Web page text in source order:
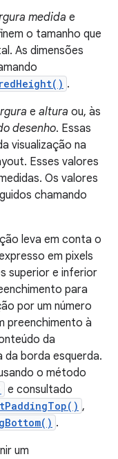
medida e
o tamanho que
As dimensões
.
e altura ou, às
desenho. Essas
visualização na
Esses valores
Os valores
chamando
leva em conta o
em pixels
superior e inferior
para
por um número
preenchimento à
da
da borda esquerda.
o método
e consultado
,
.
um